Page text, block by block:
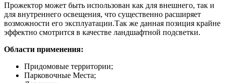
Прожектор может быть использован как для внешнего, так и
для внутреннего освещения, что существенно расширяет
возможности его эксплуатации.Так же данная позиция крайне
эффектно смотрится в качестве ландшафтной подсветки.
Области применения:
Придомовые территории;
Парковочные Места;